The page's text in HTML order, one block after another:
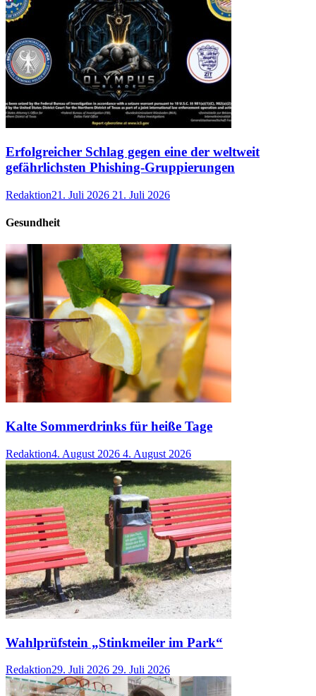
Erfolgreicher Schlag gegen eine der weltweit
gefährlichsten Phishing-Gruppierungen
Redaktion21. Juli 2026 21. Juli 2026
Gesundheit
Kalte Sommerdrinks für heiße Tage
Redaktion4. August 2026 4. August 2026
Wahlprüfstein „Stinkmeiler im Park“
Redaktion29. Juli 2026 29. Juli 2026